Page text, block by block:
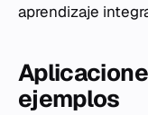
aprendizaje
ejemplos